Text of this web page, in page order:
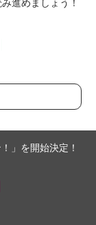
進めましょう！
」を開始決定！